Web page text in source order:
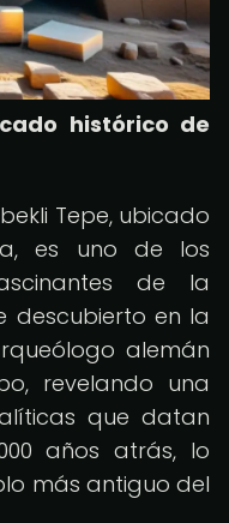
histórico de
Tepe, ubicado
es uno de los
de la
descubierto en la
alemán
revelando una
que datan
años atrás, lo
más antiguo del